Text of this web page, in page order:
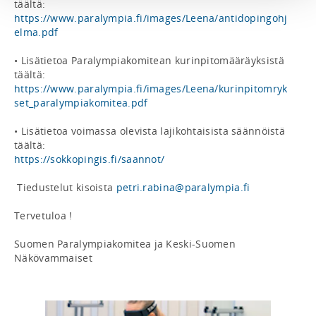
https://www.paralympia.fi/images/Leena/antidopingohj
elma.pdf
• Lisätietoa Paralympiakomitean kurinpitomääräyksistä
https://www.paralympia.fi/images/Leena/kurinpitomryk
set_paralympiakomitea.pdf
• Lisätietoa voimassa olevista lajikohtaisista säännöistä
https://sokkopingis.fi/saannot/
Tiedustelut kisoista petri.rabina@paralympia.fi
Tervetuloa !
Suomen Paralympiakomitea ja Keski-Suomen
Näkövammaiset